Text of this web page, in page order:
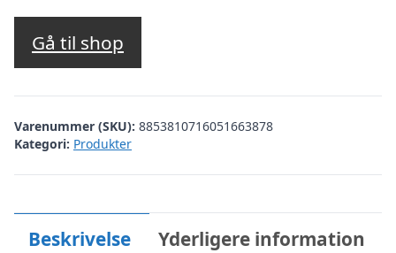
Gå til shop
Varenummer (SKU): 8853810716051663878
Kategori: Produkter
Beskrivelse Yderligere information